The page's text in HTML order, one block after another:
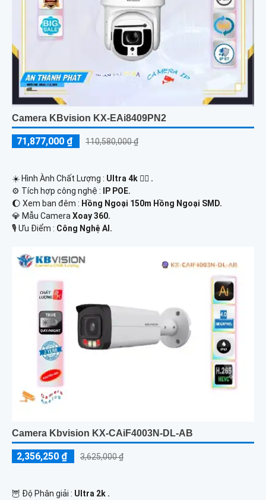
Camera KBvision KX-EAi8409PN2
71,877,000 ₫ 110,580,000 ₫
☀️ Hình Ành Chất Lượng : Ultra 4k 👍🏾 .
⚙ Tích hợp công nghệ :
IP POE.
🌔 Xem ban đêm : Hồng Ngoại 150m Hồng Ngoại SMD.
💎 Mẫu Camera Xoay 360.
️🎙 Ưu Điểm : Công Nghệ AI.
Camera Kbvision KX-CAiF4003N-DL-AB
2,356,250 ₫ 3,625,000 ₫
🦉 Độ Phân giải : Ultra 2k .